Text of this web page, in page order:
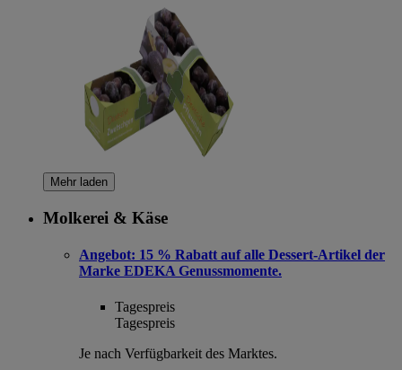
Mehr laden
Molkerei & Käse
Angebot: 15 % Rabatt auf alle Dessert-Artikel der
Marke EDEKA Genussmomente.
Tagespreis
Tagespreis
Je nach Verfügbarkeit des Marktes.